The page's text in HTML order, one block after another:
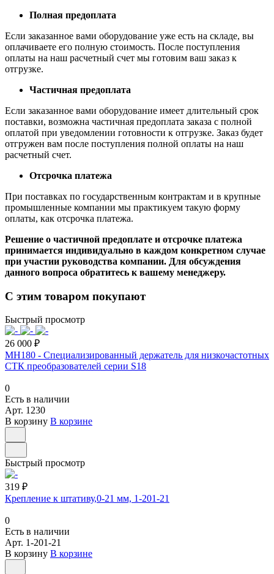
Полная предоплата
Если заказанное вами оборудование уже есть на складе, вы
оплачиваете его полную стоимость. После поступления
оплаты на наш расчетный счет мы готовим ваш заказ к
отгрузке.
Частичная предоплата
Если заказанное вами оборудование имеет длительный срок
поставки, возможна частичная предоплата заказа с полной
оплатой при уведомлении готовности к отгрузке. Заказ будет
отгружен вам после поступления полной оплаты на наш
расчетный счет.
Отсрочка платежа
При поставках по государственным контрактам и в крупные
промышленные компании мы практикуем такую форму
оплаты, как отсрочка платежа.
Решение о частичной предоплате и отсрочке платежа
принимается индивидуально в каждом конкретном случае
при участии руководства компании. Для обсуждения
данного вопроса обратитесь к вашему менеджеру.
С этим товаром покупают
Быстрый просмотр
26 000 ₽
MH180 - Специализированный держатель для низкочастотных
СТК преобразователей серии S18
0
Есть в наличии
Арт. 1230
В корзину В корзине
Быстрый просмотр
319 ₽
Крепление к штативу,0-21 мм, 1-201-21
0
Есть в наличии
Арт. 1-201-21
В корзину В корзине